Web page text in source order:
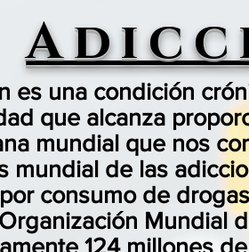
es una condición
que alcanza
mundial que nos
mundial de las
consumo de
Mundial
124 millones